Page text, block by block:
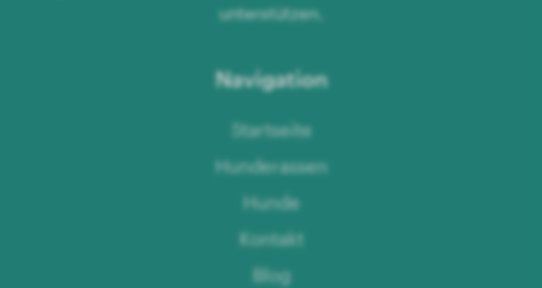
unterstützen.
Navigation
Startseite
Hunderassen
Hunde
Kontakt
Blog